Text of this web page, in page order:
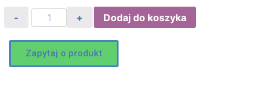
Dodaj do koszyka
Zapytaj o produkt